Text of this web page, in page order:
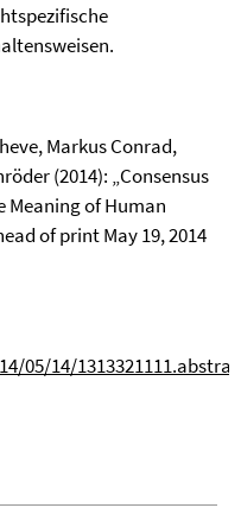
Markus Conrad,
(2014): „Consensus
of Human
of print May 19, 2014
05/14/